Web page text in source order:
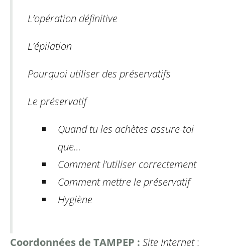
L’opération définitive
L’épilation
Pourquoi utiliser des préservatifs
Le préservatif
Quand tu les achètes assure-toi
que…
Comment l’utiliser correctement
Comment mettre le préservatif
Hygiène
Coordonnées de TAMPEP : Site Internet: